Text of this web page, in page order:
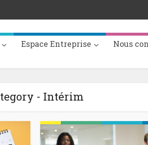
Espace Entreprise Nous
- Intérim